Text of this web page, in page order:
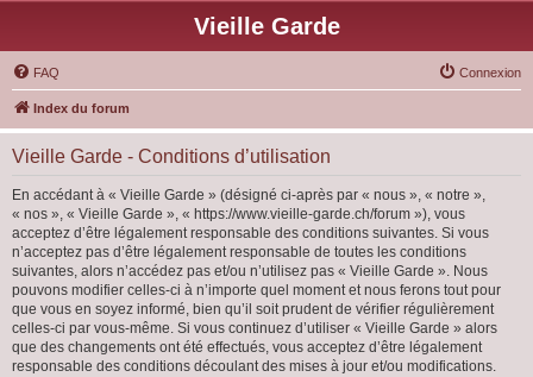
Vieille Garde
FAQ Connexion
Index du forum
Vieille Garde - Conditions d’utilisation
En accédant à « Vieille Garde » (désigné ci-après par « nous », « notre »,
« nos », « Vieille Garde », « https://www.vieille-garde.ch/forum »), vous
acceptez d’être légalement responsable des conditions suivantes. Si vous
n’acceptez pas d’être légalement responsable de toutes les conditions
suivantes, alors n’accédez pas et/ou n’utilisez pas « Vieille Garde ». Nous
pouvons modifier celles-ci à n’importe quel moment et nous ferons tout pour
que vous en soyez informé, bien qu’il soit prudent de vérifier régulièrement
celles-ci par vous-même. Si vous continuez d’utiliser « Vieille Garde » alors
que des changements ont été effectués, vous acceptez d’être légalement
responsable des conditions découlant des mises à jour et/ou modifications.